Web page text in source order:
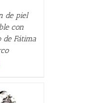
de piel
con
de Fátima